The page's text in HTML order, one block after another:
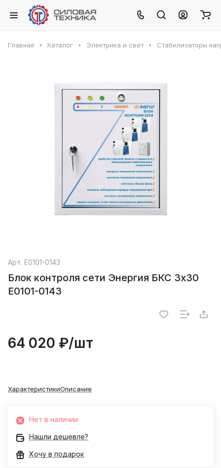
Главная Каталог Электрика и свет Стабилизаторы
Арт. Е0101-0143
Блок контроля сети Энергия БКС 3х30
Е0101-0143
64 020 ₽/шт
ХарактеристикиОписание
Нет в наличии
Нашли дешевле?
Хочу в подарок